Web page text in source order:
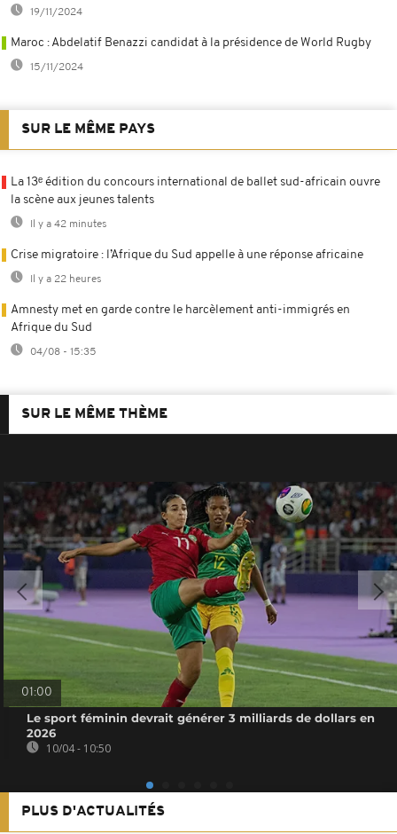
19/11/2024
Maroc : Abdelatif Benazzi candidat à la présidence de World Rugby
15/11/2024
SUR LE MÊME PAYS
La 13ᵉ édition du concours international de ballet sud-africain ouvre
la scène aux jeunes talents
Il y a 42 minutes
Crise migratoire : l’Afrique du Sud appelle à une réponse africaine
Il y a 22 heures
Amnesty met en garde contre le harcèlement anti-immigrés en
Afrique du Sud
04/08 - 15:35
SUR LE MÊME THÈME
01:00
Le sport féminin devrait générer 3 milliards de dollars en
2026
10/04 - 10:50
PLUS D'ACTUALITÉS